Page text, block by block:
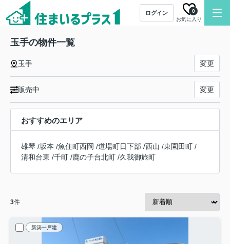
ログイン
お気に入り
0
玉手の物件一覧
玉手 変更
販売中 変更
おすすめのエリア
雄琴 /坂本 /魚住町西岡 /道場町日下部 /西山 /東園田町 /
清和台東 /千町 /鹿の子台北町 /久我御旅町
3件
新築一戸建